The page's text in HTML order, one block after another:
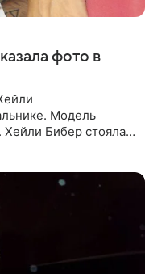
фото в
Модель
Хейли Бибер стояла